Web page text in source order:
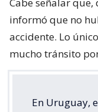
Cabe señalar que,
informó que no
accidente. Lo
mucho tránsito
En Uruguay,